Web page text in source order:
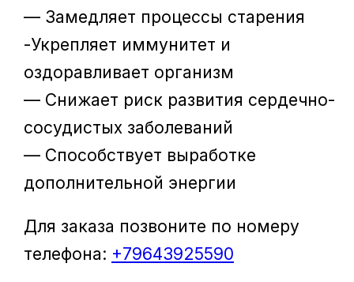
— Замедляет процессы старения
-Укрепляет иммунитет и
оздоравливает организм
— Снижает риск развития сердечно-
сосудистых заболеваний
— Способствует выработке
дополнительной энергии
Для заказа позвоните по номеру
телефона: +79643925590